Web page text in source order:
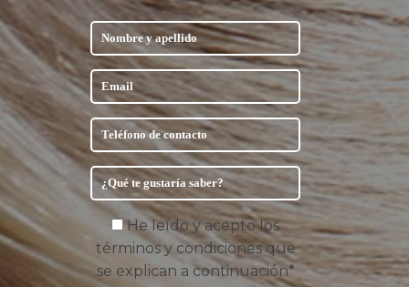
He leído y acepto los
términos y condiciones que
se explican a continuación*